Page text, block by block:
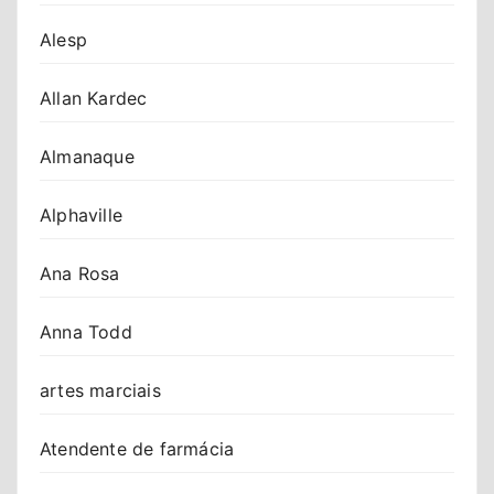
Alesp
Allan Kardec
Almanaque
Alphaville
Ana Rosa
Anna Todd
artes marciais
Atendente de farmácia